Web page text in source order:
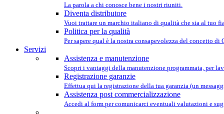
La parola a chi conosce bene i nostri riuniti.
Diventa distributore
Vuoi trattare un marchio italiano di qualità che sia al tuo
Politica per la qualità
Per sapere qual è la nostra consapevolezza del concetto
Servizi
Assistenza e manutenzione
Scopri i vantaggi della manutenzione programmata, per
Registrazione garanzie
Effettua qui la registrazione della tua garanzia (un
Assistenza post commercializzazione
Accedi al form per comunicarci eventuali valutazioni e